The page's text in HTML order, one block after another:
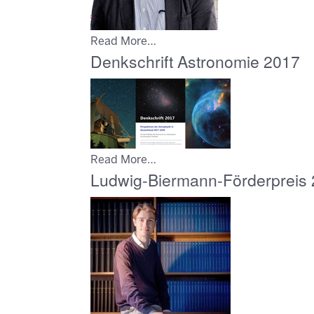
Read More…
Denkschrift Astronomie 2017
Read More…
Ludwig-Biermann-Förderpreis